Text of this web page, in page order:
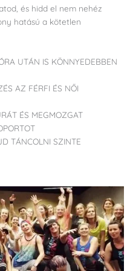
és hidd el nem nehéz
hatású a kötetlen
UTÁN IS KÖNNYEDEBBEN
AZ FÉRFI ÉS NŐI
ÉS MEGMOZGAT
TÁNCOLNI SZINTE